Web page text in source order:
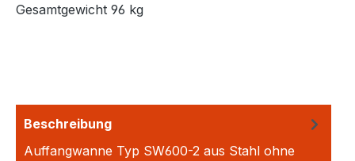
Gesamtgewicht 96 kg
Beschreibung
Auffangwanne Typ SW600-2 aus Stahl ohne